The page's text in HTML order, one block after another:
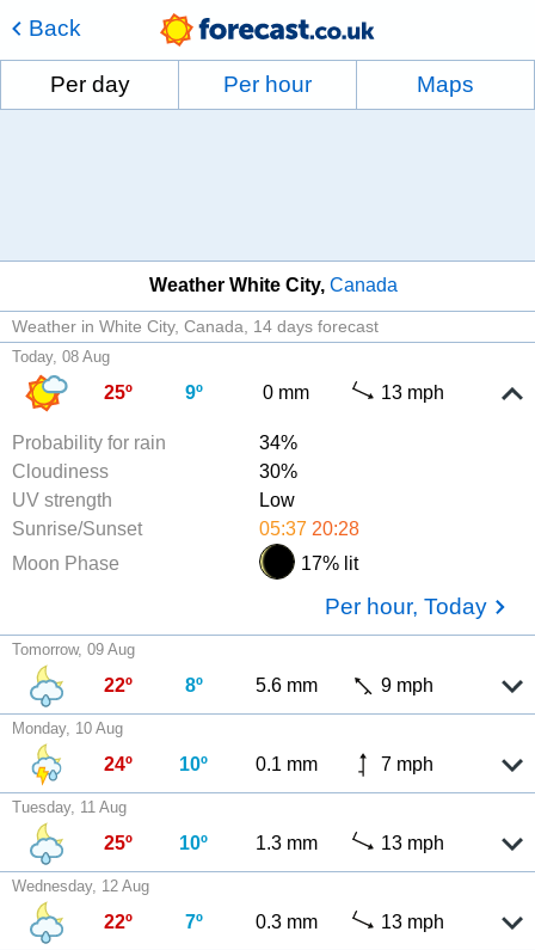
Back
Per day Per hour Maps
Weather White City Canada
Weather in White City, Canada 14 days forecast
Today, 08 Aug
25º 9º 0 mm 13 mph
Probability for rain
34%
Cloudiness
30%
UV strength
Low
Sunrise/Sunset
05:37 20:28
Moon Phase
17% lit
Per hour, Today
Tomorrow, 09 Aug
22º 8º 5.6 mm 9 mph
Monday, 10 Aug
24º 10º 0.1 mm 7 mph
Tuesday, 11 Aug
25º 10º 1.3 mm 13 mph
Wednesday, 12 Aug
22º 7º 0.3 mm 13 mph